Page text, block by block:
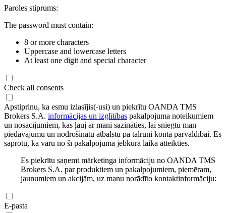
Paroles stiprums:
The password must contain:
8 or more characters
Uppercase and lowercase letters
At least one digit and special character
Check all consents
Apstiprinu, ka esmu izlasījis(-usi) un piekrītu OANDA TMS
Brokers S.A. informācijas un izglītības pakalpojuma noteikumiem
un nosacījumiem, kas ļauj ar mani sazināties, lai sniegtu man
piedāvājumu un nodrošinātu atbalstu pa tālruni konta pārvaldībai. Es
saprotu, ka varu no šī pakalpojuma jebkurā laikā atteikties.
Es piekrītu saņemt mārketinga informāciju no OANDA TMS
Brokers S.A. par produktiem un pakalpojumiem, piemēram,
jaunumiem un akcijām, uz manu norādīto kontaktinformāciju:
E-pasta